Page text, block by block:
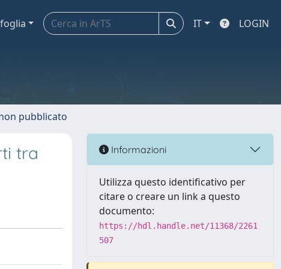
IT LOGIN
pubblicato
tra
Informazioni
Utilizza questo identificativo per
citare o creare un link a questo
documento:
https://hdl.handle.net/11368/2261
507